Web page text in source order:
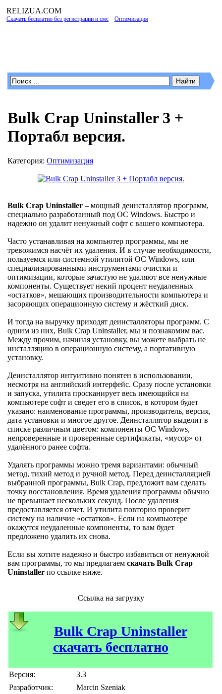
RELIZUA.COM
Скачать бесплатно без регистрации и смс Оптимизация
Bulk Crap Uninstaller 3 +
Портабл версия.
Категория: Оптимизация
Bulk Crap Uninstaller – мощный деинсталлятор программ,
специально разработанный под ОС Windows. Быстро и
надежно он удалит ненужный софт с вашего компьютера.
Часто устанавливая на компьютер программы, мы не
тревожимся насчёт их удаления. И в случае необходимости,
пользуемся или системной утилитой ОС Windows, или
специализированными инструментами очистки и
оптимизации, которые зачастую не удаляют все ненужные
компоненты. Существует некий процент неудаленных
«остатков», мешающих производительности компьютера и
засоряющих операционную систему и жёсткий диск.
И тогда на выручку приходят деинсталляторы программ. С
одним из них, Bulk Crap Uninstaller, мы и познакомим вас.
Между прочим, начиная установку, вы можете выбрать не
инсталляцию в операционную систему, а портативную
установку.
Деинсталлятор интуитивно понятен в использовании,
несмотря на английский интерфейс. Сразу после установки
и запуска, утилита просканирует весь имеющийся на
компьютере софт и сведет его в список, в котором будет
указано: наименование программы, производитель, версия,
дата установки и многое другое. Деинсталлятор выделит в
списке различным цветом: компоненты ОС Windows,
непроверенные и проверенные сертификаты, «мусор» от
удалённого ранее софта.
Удалять программы можно тремя вариантами: обычный
метод, тихий метод и ручной метод. Перед деинсталляцией
выбранной программы, Bulk Crap, предложит вам сделать
точку восстановления. Время удаления программы обычно
не превышает нескольких секунд. После удаления
предоставляется отчет. И утилита повторно проверит
систему на наличие «остатков». Если на компьютере
окажутся неудаленные компоненты, то вам будет
предложено удалить их снова.
Если вы хотите надежно и быстро избавиться от ненужной
вам программы, то мы предлагаем скачать Bulk Crap
Uninstaller по ссылке ниже.
Ссылка на загрузку
Bulk Crap Uninstaller
скачать бесплатно
Версия:
3.3
Разработчик:
Marcin Szeniak